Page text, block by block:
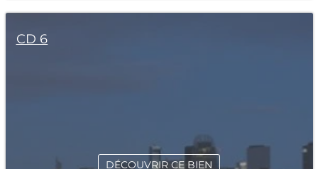
CD 6
DÉCOUVRIR CE BIEN